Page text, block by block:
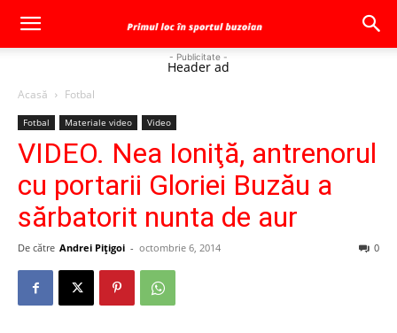
- Publicitate -
Header ad
Acasă Fotbal
Fotbal Materiale video Video
VIDEO. Nea Ioniţă, antrenorul
cu portarii Gloriei Buzău a
sărbatorit nunta de aur
De către Andrei Pițigoi - octombrie 6, 2014 0